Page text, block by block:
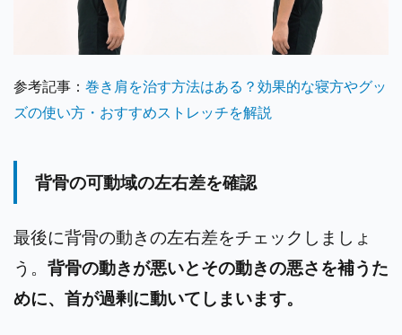
参考記事： 巻き肩を治す方法はある？効果的な寝方やグッ
ズの使い方・おすすめストレッチを解説
背骨の可動域の左右差を確認
最後に背骨の動きの左右差をチェックしましょ
う。 背骨の動きが悪いとその動きの悪さを補うた
めに、首が過剰に動いてしまいます。